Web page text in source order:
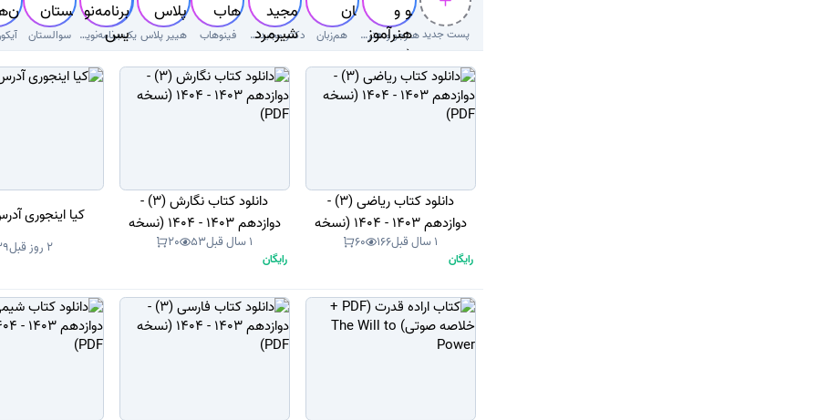
پست جدید هنرجو و هنرآموز( سوال با جواب) هم‌زبان دکتر‌ مجید شیرمردی‌ فینوهاب هییر پلاس یک برنامه‌نویس سوالستان
دانلود کتاب ریاضی (3) -
دوازدهم 1403 - 1404 (نسخه
PDF)
1 سال قبل 166
60
رایگان
دانلود کتاب نگارش (3) -
دوازدهم 1403 - 1404 (نسخه
PDF)
1 سال قبل 53
20
رایگان
کیا اینجوری
2 روز قبل